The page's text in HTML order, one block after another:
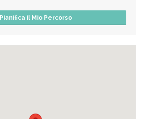
Pianifica il Mio Percorso